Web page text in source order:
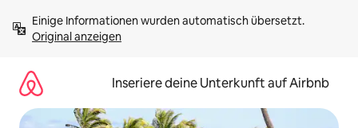
Inhalten
springenOriginal anzeigen
Inseriere deine Unterkunft auf Airbnb